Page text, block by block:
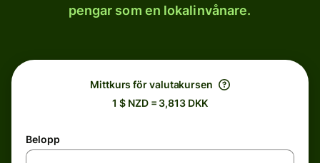
pengar som en lokalinvånare.
Mittkurs för valutakursen
1 $ NZD = 3,813 DKK
Belopp